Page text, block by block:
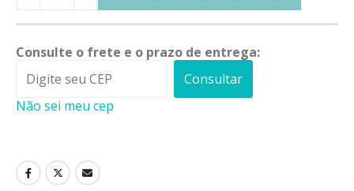
Consulte o frete e o prazo de entrega:
Consultar
Não sei meu cep